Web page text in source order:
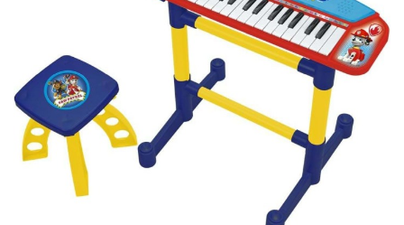
Pluș
Muzicale
Bebeluși
Diverse